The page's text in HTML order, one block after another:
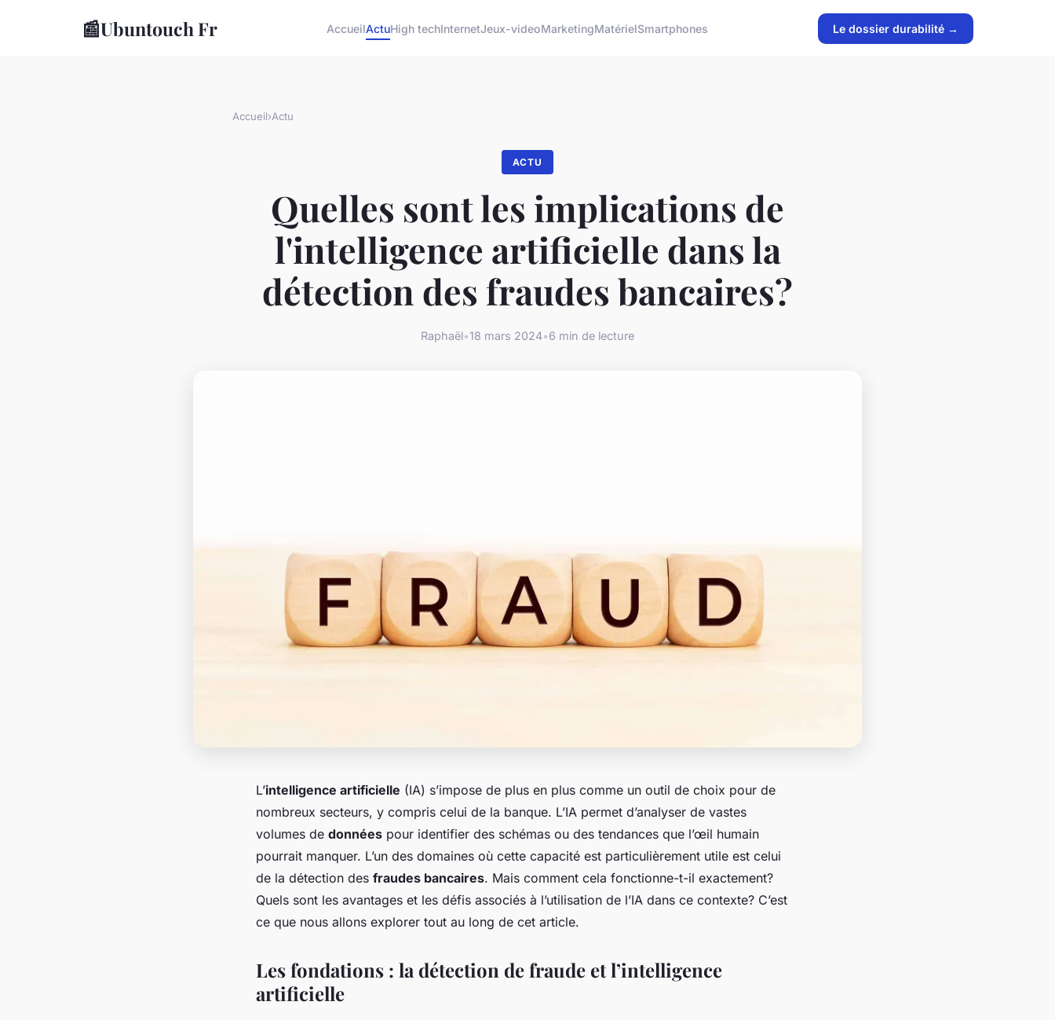
📰Ubuntouch Fr AccueilActuHigh techInternetJeux-videoMarketingMatérielSmartphones Le dossier durabilité →
Accueil›Actu
ACTU
Quelles sont les implications de
l'intelligence artificielle dans la
détection des fraudes bancaires?
Raphaël•18 mars 2024•6 min de lecture
L’intelligence artificielle (IA) s’impose de plus en plus comme un outil de choix pour de
nombreux secteurs, y compris celui de la banque. L’IA permet d’analyser de vastes
volumes de données pour identifier des schémas ou des tendances que l’œil humain
pourrait manquer. L’un des domaines où cette capacité est particulièrement utile est celui
de la détection des fraudes bancaires. Mais comment cela fonctionne-t-il exactement?
Quels sont les avantages et les défis associés à l’utilisation de l’IA dans ce contexte? C’est
ce que nous allons explorer tout au long de cet article.
Les fondations : la détection de fraude et l’intelligence
artificielle